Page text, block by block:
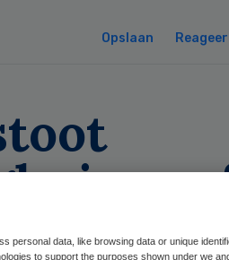
Opslaan
personal data, like browsing data or unique
to support the purposes shown under we